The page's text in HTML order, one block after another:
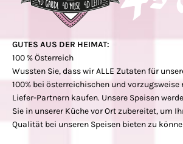
GUTES AUS DER HEIMAT:
100 % Österreich
Wussten Sie, dass wir ALLE Zutaten für
100% bei österreichischen und vorzugsweise
Liefer-Partnern kaufen. Unsere Speisen
Sie in unserer Küche vor Ort zubereitet, um
Qualität bei unseren Speisen bieten zu